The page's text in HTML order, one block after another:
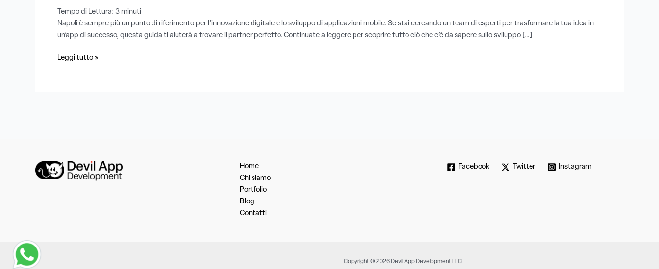
Tempo di Lettura: 3 minuti
Napoli è sempre più un punto di riferimento per l’innovazione digitale e lo sviluppo di applicazioni mobile. Se stai cercando un team di esperti per trasformare la tua idea in
un’app di successo, questa guida ti aiuterà a trovare il partner perfetto. Continuate a leggere per scoprire tutto ciò che c’è da sapere sullo sviluppo […]
Leggi tutto »
Home
Chi siamo
Portfolio
Blog
Contatti
Facebook Twitter Instagram
Copyright © 2026 Devil App Development LLC